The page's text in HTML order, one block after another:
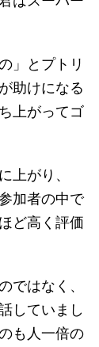
」とプトリ
助けになる
上がってゴ
上がり、
加者の中で
ど高く評価
ではなく、
していまし
も人一倍の